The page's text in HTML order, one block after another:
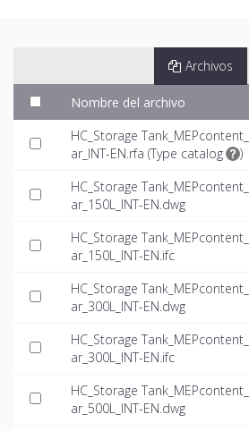
Archivos
Nombre del archivo
HC_Storage
ar_INT-EN.rfa (Type catalog
)
HC_Storage
ar_150L_INT-EN.dwg
HC_Storage
ar_150L_INT-EN.ifc
HC_Storage
ar_300L_INT-EN.dwg
HC_Storage
ar_300L_INT-EN.ifc
HC_Storage
ar_500L_INT-EN.dwg